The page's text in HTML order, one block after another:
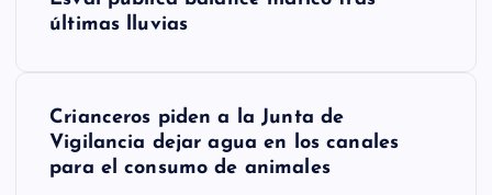
últimas lluvias
Crianceros piden a la Junta de
Vigilancia dejar agua en los canales
para el consumo de animales